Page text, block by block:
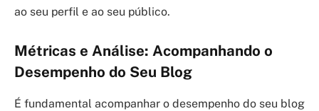
ao seu perfil e ao seu público.
Métricas e Análise: Acompanhando o
Desempenho do Seu Blog
É fundamental acompanhar o desempenho do seu blog